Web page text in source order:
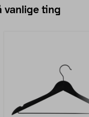
vanlige ting